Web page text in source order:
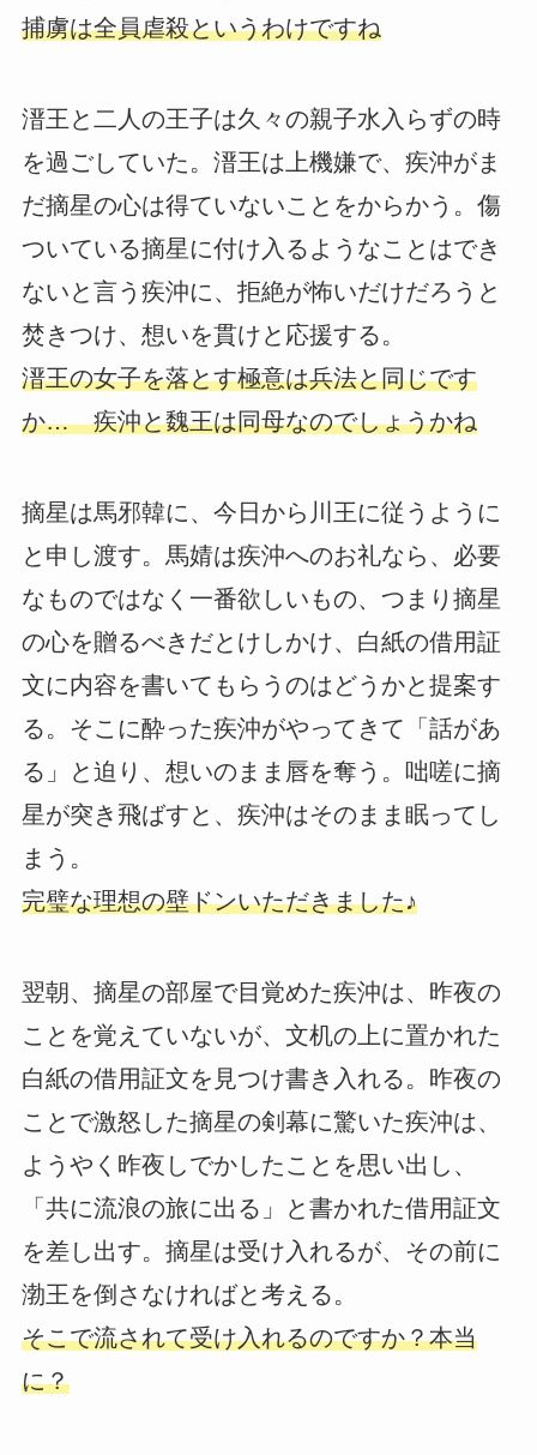
捕虜は全員虐殺というわけですね
溍王と二人の王子は久々の親子水入らずの時
を過ごしていた。溍王は上機嫌で、疾沖がま
だ摘星の心は得ていないことをからかう。傷
ついている摘星に付け入るようなことはでき
ないと言う疾沖に、拒絶が怖いだけだろうと
焚きつけ、想いを貫けと応援する。
溍王の女子を落とす極意は兵法と同じです
か… 疾沖と魏王は同母なのでしょうかね
摘星は馬邪韓に、今日から川王に従うように
と申し渡す。馬婧は疾沖へのお礼なら、必要
なものではなく一番欲しいもの、つまり摘星
の心を贈るべきだとけしかけ、白紙の借用証
文に内容を書いてもらうのはどうかと提案す
る。そこに酔った疾沖がやってきて「話があ
る」と迫り、想いのまま唇を奪う。咄嗟に摘
星が突き飛ばすと、疾沖はそのまま眠ってし
まう。
完璧な理想の壁ドンいただきました♪
翌朝、摘星の部屋で目覚めた疾沖は、昨夜の
ことを覚えていないが、文机の上に置かれた
白紙の借用証文を見つけ書き入れる。昨夜の
ことで激怒した摘星の剣幕に驚いた疾沖は、
ようやく昨夜しでかしたことを思い出し、
「共に流浪の旅に出る」と書かれた借用証文
を差し出す。摘星は受け入れるが、その前に
渤王を倒さなければと考える。
そこで流されて受け入れるのですか？本当
に？